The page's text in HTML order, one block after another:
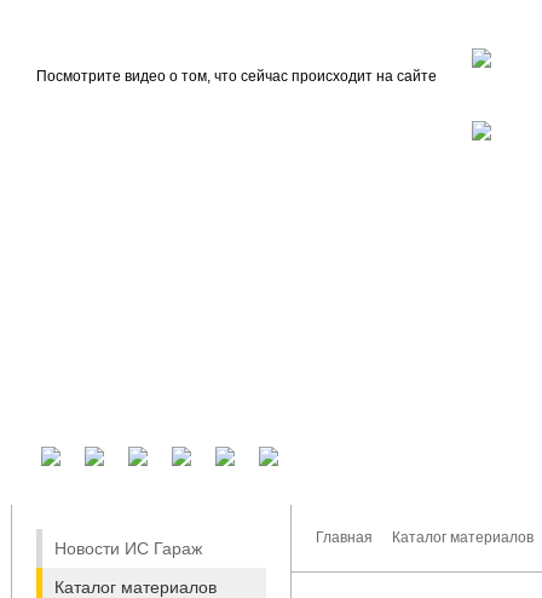
Посмотрите видео о том, что сейчас происходит на сайте
Новости ИС Гараж
Каталог материалов
Главная Каталог материалов